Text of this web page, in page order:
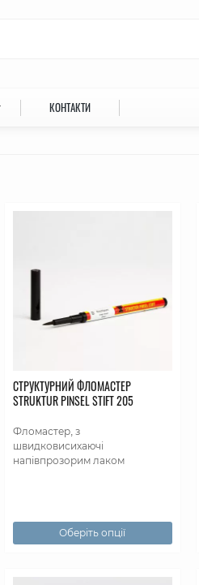
КОНТАКТИ
СТРУКТУРНИЙ ФЛОМАСТЕР
STRUKTUR PINSEL STIFT 205
Фломастер, з
швидковисихаючі
напівпрозорим лаком
Оберіть опції